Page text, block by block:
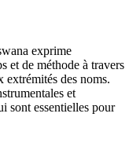
exprime
et de méthode à travers
extrémités des noms.
et
sont essentielles pour